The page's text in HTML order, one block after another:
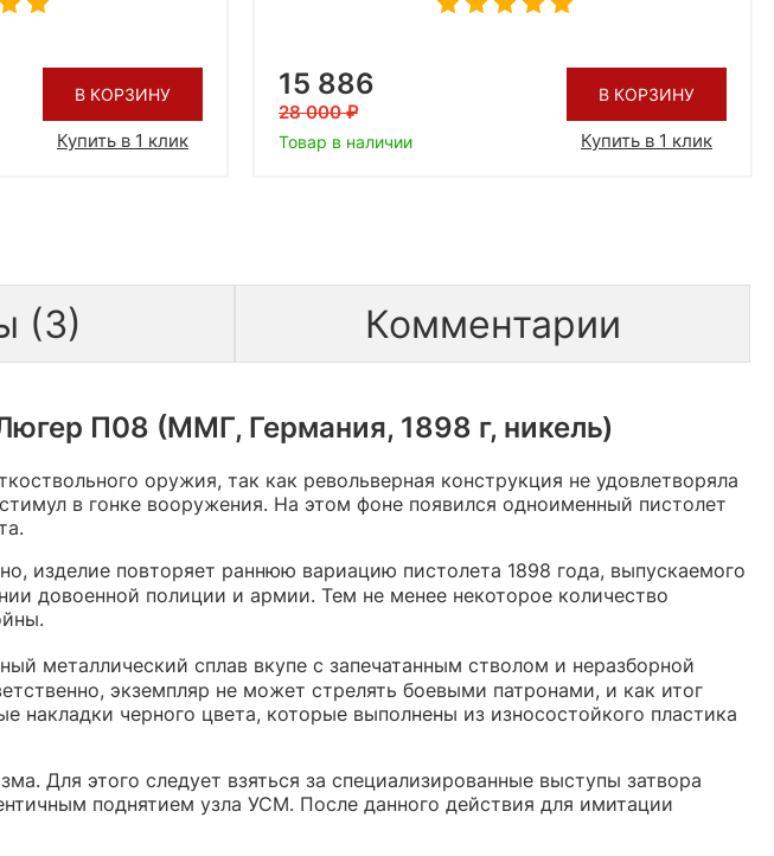
В КОРЗИНУ
Купить в 1 клик
15 886
28 000
Товар в наличии
В КОРЗИНУ
Купить в 1 клик
(3) Комментарии
П08 (ММГ, Германия, 1898 г, никель)
оружия, так как револьверная конструкция не удовлетворяла
в гонке вооружения. На этом фоне появился одноименный пистолет
изделие повторяет раннюю вариацию пистолета 1898 года, выпускаемого
довоенной полиции и армии. Тем не менее некоторое количество
металлический сплав вкупе с запечатанным стволом и неразборной
экземпляр не может стрелять боевыми патронами, и как итог
черного цвета, которые выполнены из износостойкого пластика
Для этого следует взяться за специализированные выступы затвора
поднятием узла УСМ. После данного действия для имитации